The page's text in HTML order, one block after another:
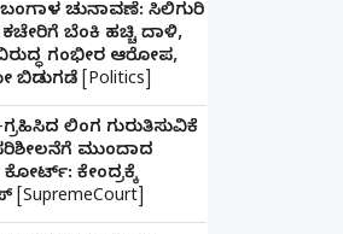
ಚುನಾವಣೆ: ಸಿಲಿಗುರಿ
ಬೆಂಕಿ ಹಚ್ಚಿ ದಾಳಿ,
ಗಂಭೀರ ಆರೋಪ,
[Politics]
ಲಿಂಗ ಗುರುತಿಸುವಿಕೆ
ಮುಂದಾದ
ಕೋರ್ಟ್: ಕೇಂದ್ರಕ್ಕೆ